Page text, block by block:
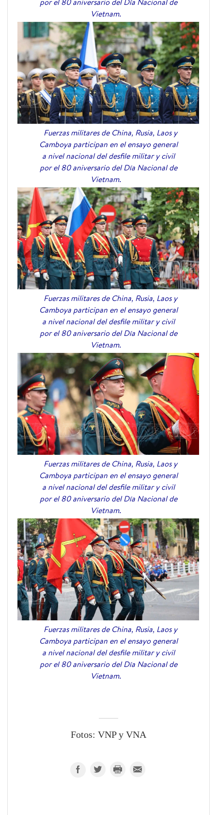
Vietnam.
Fuerzas militares de China, Rusia, Laos y
Camboya participan en el ensayo general
a nivel nacional del desfile militar y civil
por el 80 aniversario del Día Nacional de
Vietnam.
Fuerzas militares de China, Rusia, Laos y
Camboya participan en el ensayo general
a nivel nacional del desfile militar y civil
por el 80 aniversario del Día Nacional de
Vietnam.
Fuerzas militares de China, Rusia, Laos y
Camboya participan en el ensayo general
a nivel nacional del desfile militar y civil
por el 80 aniversario del Día Nacional de
Vietnam.
Fuerzas militares de China, Rusia, Laos y
Camboya participan en el ensayo general
a nivel nacional del desfile militar y civil
por el 80 aniversario del Día Nacional de
Vietnam.
Fotos: VNP y VNA